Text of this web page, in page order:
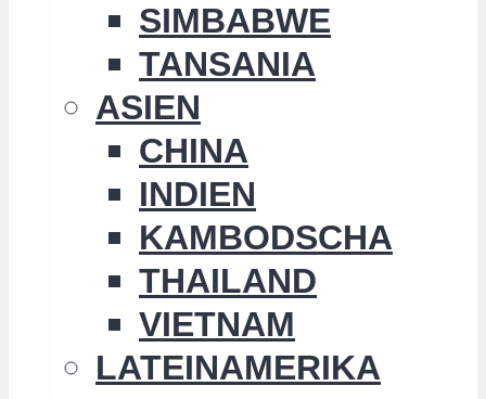
SIMBABWE
TANSANIA
ASIEN
CHINA
INDIEN
KAMBODSCHA
THAILAND
VIETNAM
LATEINAMERIKA